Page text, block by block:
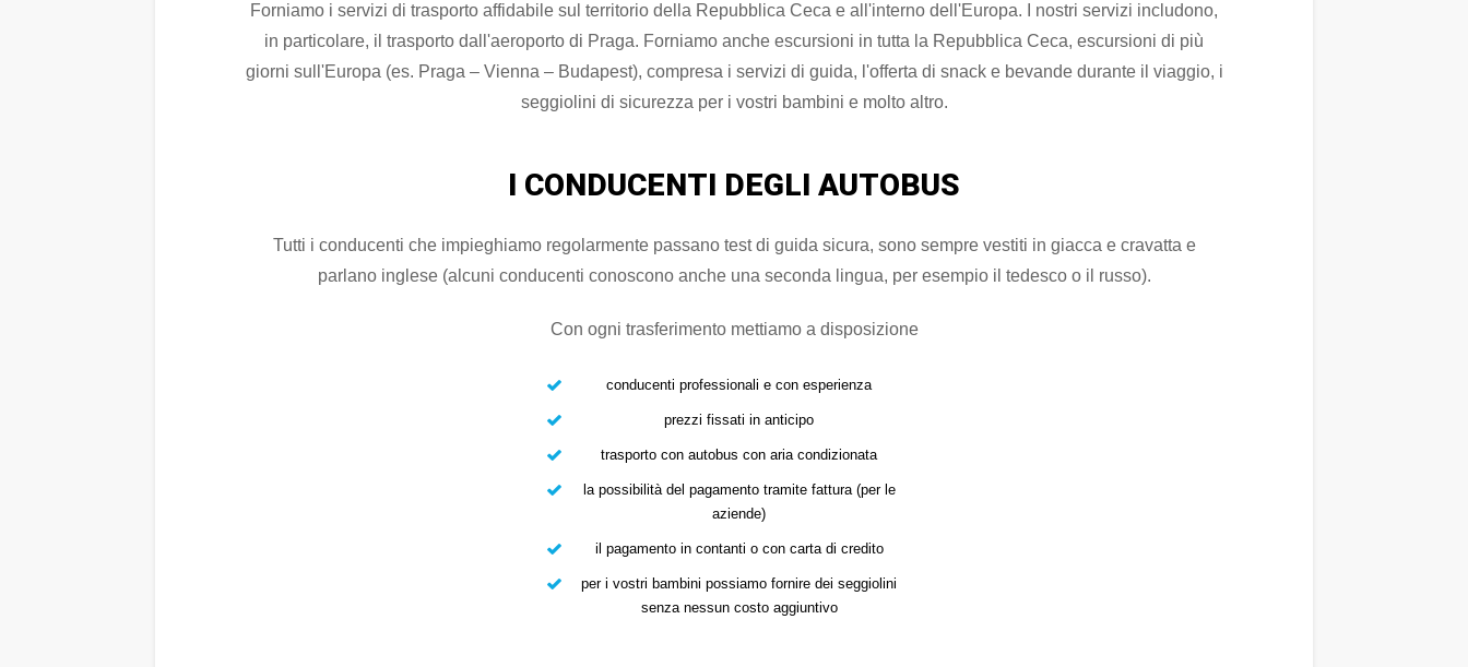
Forniamo i servizi di trasporto affidabile sul territorio della Repubblica Ceca e all'interno dell'Europa. I nostri servizi includono,
in particolare, il trasporto dall'aeroporto di Praga. Forniamo anche escursioni in tutta la Repubblica Ceca, escursioni di più
giorni sull'Europa (es. Praga – Vienna – Budapest), compresa i servizi di guida, l'offerta di snack e bevande durante il viaggio, i
seggiolini di sicurezza per i vostri bambini e molto altro.
I CONDUCENTI DEGLI AUTOBUS
Tutti i conducenti che impieghiamo regolarmente passano test di guida sicura, sono sempre vestiti in giacca e cravatta e
parlano inglese (alcuni conducenti conoscono anche una seconda lingua, per esempio il tedesco o il russo).
Con ogni trasferimento mettiamo a disposizione
conducenti professionali e con esperienza
prezzi fissati in anticipo
trasporto con autobus con aria condizionata
la possibilità del pagamento tramite fattura (per le
aziende)
il pagamento in contanti o con carta di credito
per i vostri bambini possiamo fornire dei seggiolini
senza nessun costo aggiuntivo